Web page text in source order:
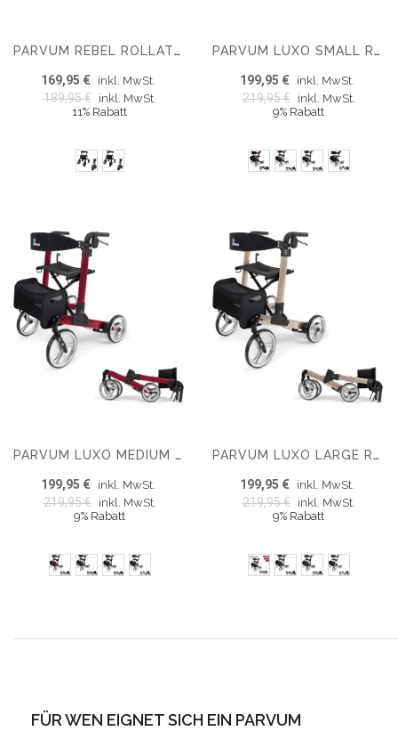
PARVUM REBEL ROLLATOR MIT LUFTBEREIFUNG
169,95 € inkl. MwSt.
189,95 €
inkl. MwSt.
11% Rabatt
PARVUM LUXO SMALL ROLLATOR – LUXUS DOPPELT FALTBARER ROLLATOR (6,9 KG)
199,95 € inkl. MwSt.
219,95 €
inkl. MwSt.
9% Rabatt
PARVUM LUXO MEDIUM ROLLATOR – LUXUS DOPPELT FALTBARER ROLLATOR (6,9 KG)
199,95 € inkl. MwSt.
219,95 €
inkl. MwSt.
9% Rabatt
PARVUM LUXO LARGE ROLLATOR – LUXUS DOPPELT FALTBARER ROLLATOR (6,9 KG)
199,95 € inkl. MwSt.
219,95 €
inkl. MwSt.
9% Rabatt
FÜR WEN EIGNET SICH EIN PARVUM